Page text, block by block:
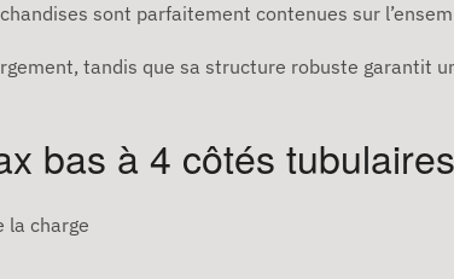
sont parfaitement contenues sur
tandis que sa structure robuste garantit
bas à 4 côtés tubulaires
la charge